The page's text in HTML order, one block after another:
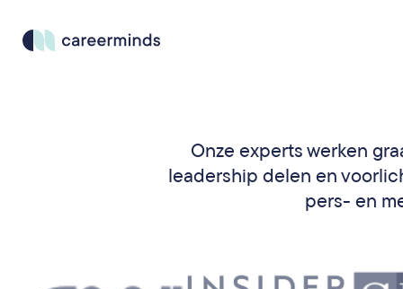
Onze experts werken
leadership delen en
pers- en